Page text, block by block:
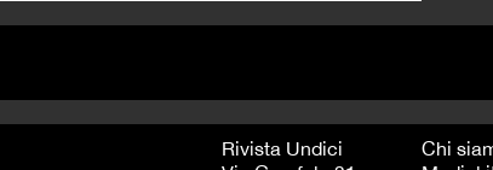
Rivista Undici
Chi